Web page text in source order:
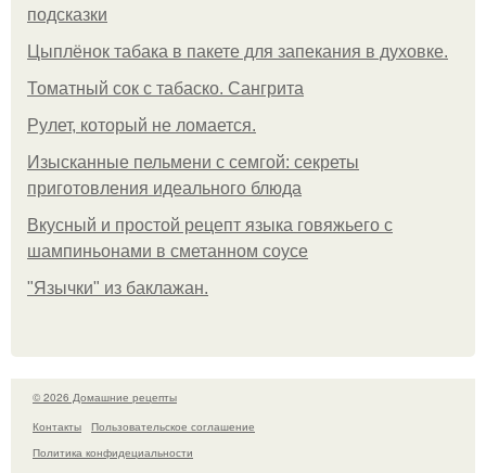
подсказки
Цыплёнок табака в пакете для запекания в духовке.
Томатный сок с табаско. Сангрита
Рулет, который не ломается.
Изысканные пельмени с семгой: секреты
приготовления идеального блюда
Вкусный и простой рецепт языка говяжьего с
шампиньонами в сметанном соусе
"Язычки" из баклажан.
© 2026 Домашние рецепты
Контакты
Пользовательское соглашение
Политика конфидециальности